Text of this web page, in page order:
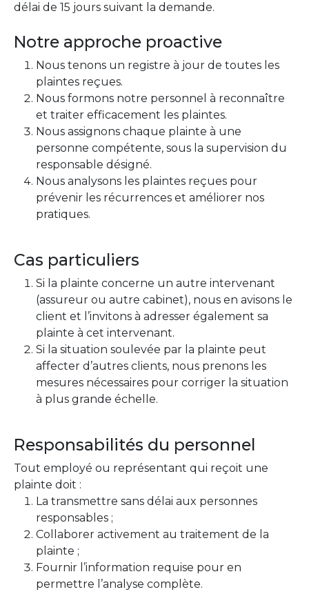
délai de 15 jours suivant la demande.
Notre approche proactive
Nous tenons un registre à jour de toutes les
plaintes reçues.
Nous formons notre personnel à reconnaître
et traiter efficacement les plaintes.
Nous assignons chaque plainte à une
personne compétente, sous la supervision du
responsable désigné.
Nous analysons les plaintes reçues pour
prévenir les récurrences et améliorer nos
pratiques.
Cas particuliers
Si la plainte concerne un autre intervenant
(assureur ou autre cabinet), nous en avisons le
client et l’invitons à adresser également sa
plainte à cet intervenant.
Si la situation soulevée par la plainte peut
affecter d’autres clients, nous prenons les
mesures nécessaires pour corriger la situation
à plus grande échelle.
Responsabilités du personnel
Tout employé ou représentant qui reçoit une
plainte doit :
La transmettre sans délai aux personnes
responsables ;
Collaborer activement au traitement de la
plainte ;
Fournir l’information requise pour en
permettre l’analyse complète.